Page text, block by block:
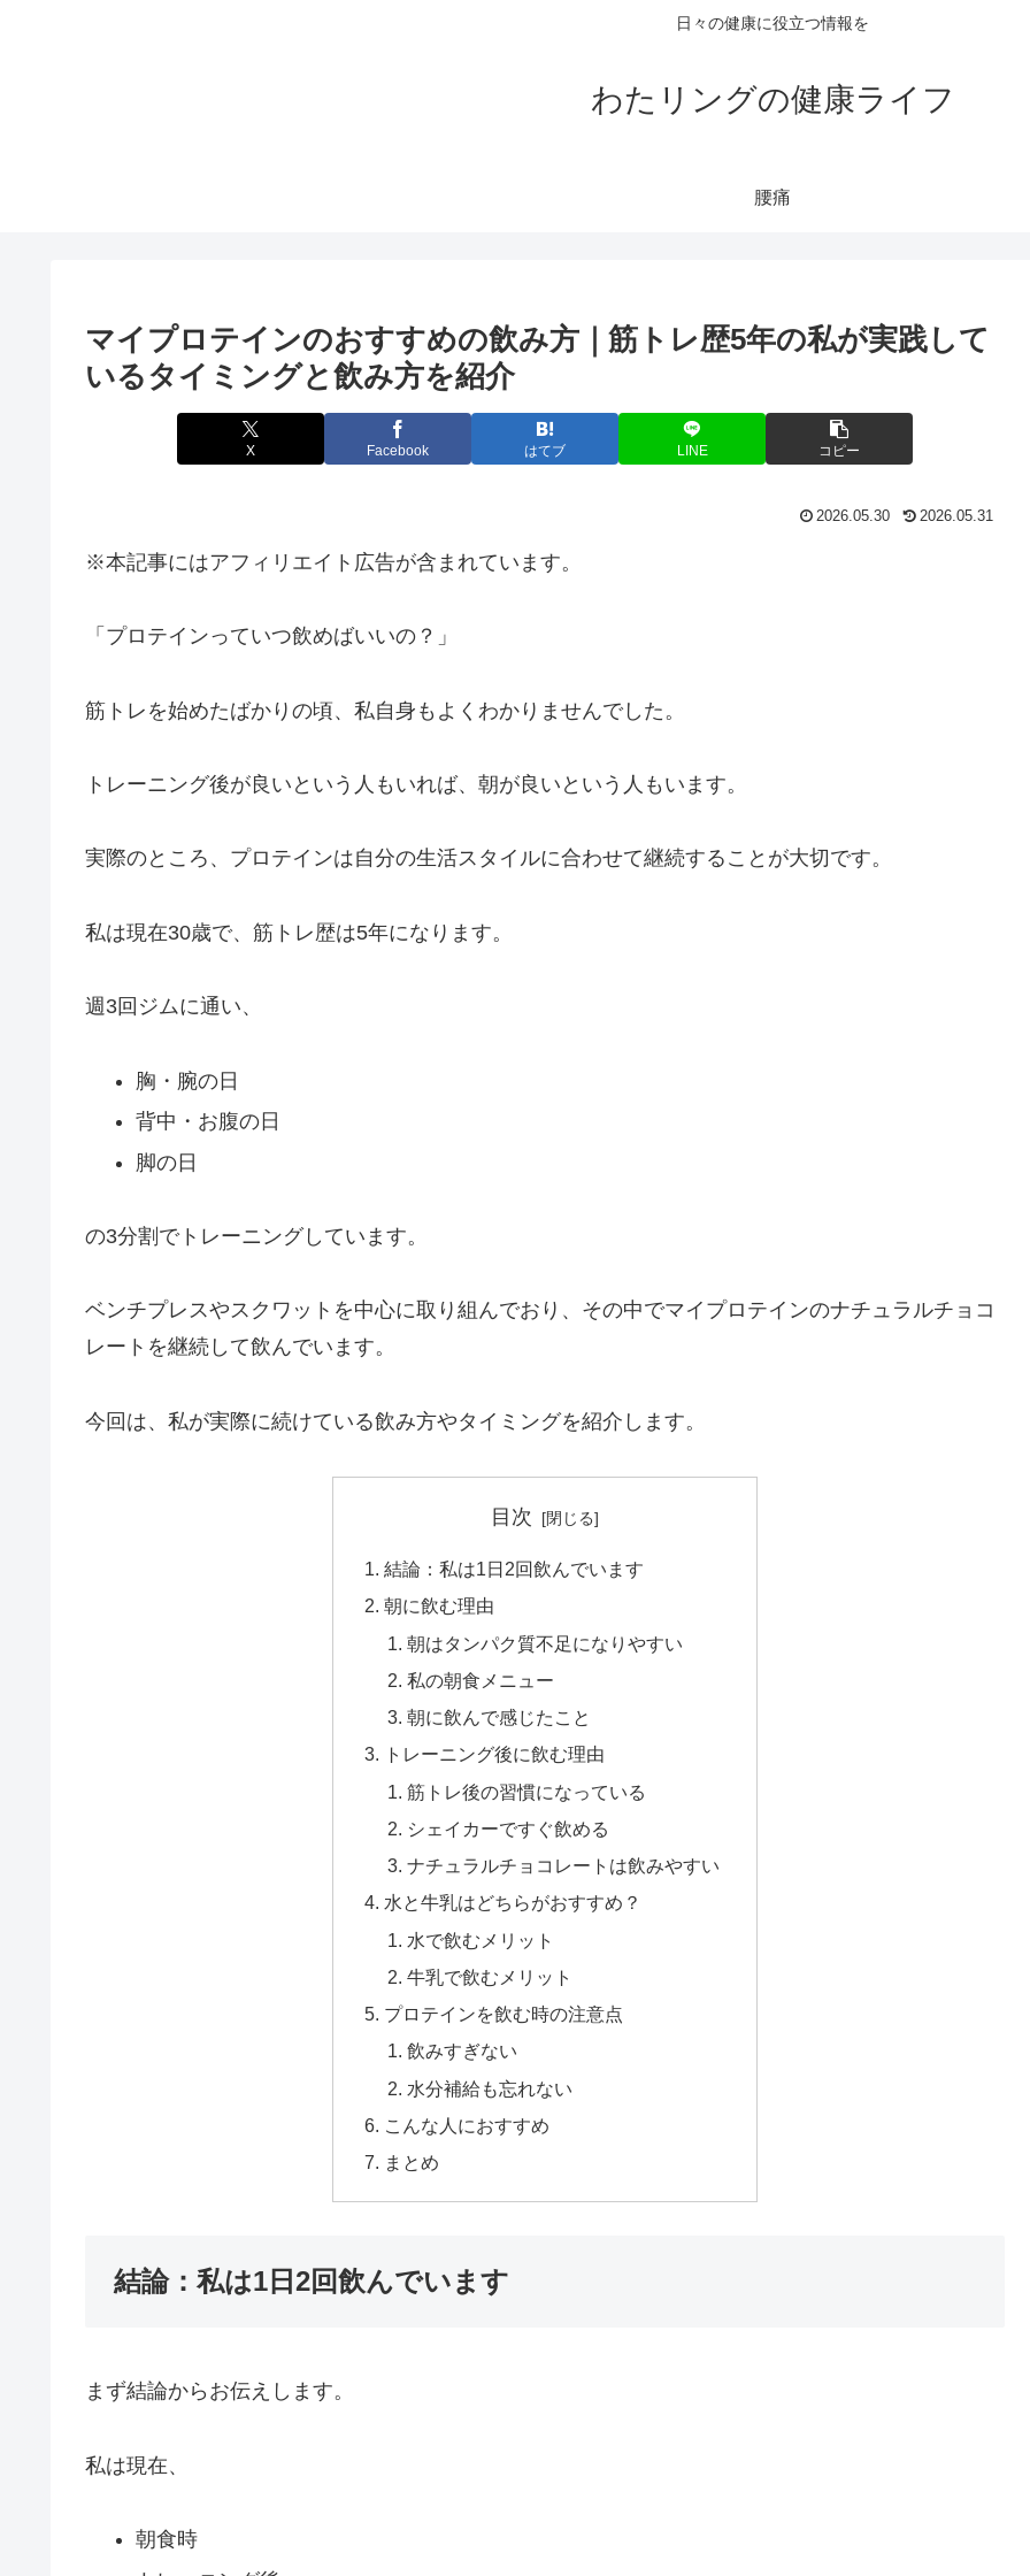
日々の健康に役立つ情報を
わたリングの健康ライフ
腰痛
マイプロテインのおすすめの飲み方｜筋トレ歴5年の私が実践して
いるタイミングと飲み方を紹介
X Facebook はてブ LINE コピー
2026.05.30 2026.05.31
※本記事にはアフィリエイト広告が含まれています。
「プロテインっていつ飲めばいいの？」
筋トレを始めたばかりの頃、私自身もよくわかりませんでした。
トレーニング後が良いという人もいれば、朝が良いという人もいます。
実際のところ、プロテインは自分の生活スタイルに合わせて継続することが大切です。
私は現在30歳で、筋トレ歴は5年になります。
週3回ジムに通い、
胸・腕の日
背中・お腹の日
脚の日
の3分割でトレーニングしています。
ベンチプレスやスクワットを中心に取り組んでおり、その中でマイプロテインのナチュラルチョコ
レートを継続して飲んでいます。
今回は、私が実際に続けている飲み方やタイミングを紹介します。
目次
結論：私は1日2回飲んでいます
朝に飲む理由
朝はタンパク質不足になりやすい
私の朝食メニュー
朝に飲んで感じたこと
トレーニング後に飲む理由
筋トレ後の習慣になっている
シェイカーですぐ飲める
ナチュラルチョコレートは飲みやすい
水と牛乳はどちらがおすすめ？
水で飲むメリット
牛乳で飲むメリット
プロテインを飲む時の注意点
飲みすぎない
水分補給も忘れない
こんな人におすすめ
まとめ
結論：私は1日2回飲んでいます
まず結論からお伝えします。
私は現在、
朝食時